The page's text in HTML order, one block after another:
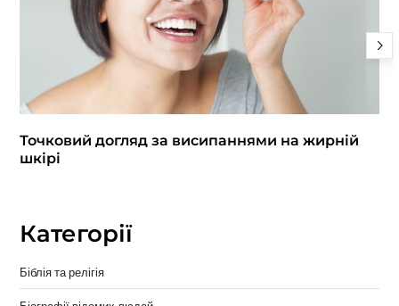
Точковий догляд за висипаннями на жирній
шкірі
Категорії
Біблія та релігія